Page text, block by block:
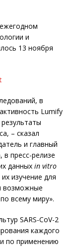
и
13 ноября
в
Lumify
– сказал
и главный
в пресс-релизе
данных in vitro
изучение для
возможные
всему миру».
SARS-CoV-2
каждого
по применению